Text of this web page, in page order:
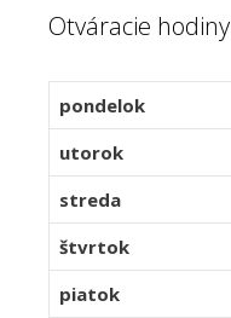
Otváracie hodiny
pondelok
utorok
streda
štvrtok
piatok